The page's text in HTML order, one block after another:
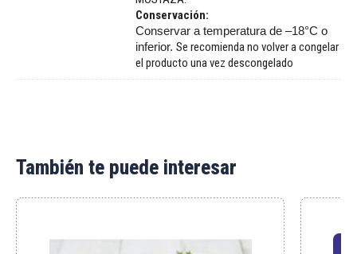
Conservación:
Conservar a temperatura de –18°C o
inferior. Se recomienda no volver a congelar
el producto una vez descongelado
También te puede interesar